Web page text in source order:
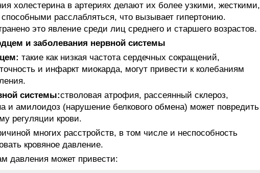
холестерина в артериях делают их более узкими, жесткими,
расслабляться, что вызывает гипертонию.
это явление среди лиц среднего и старшего возрастов.
и заболевания нервной системы
такие как низкая частота сердечных сокращений,
и инфаркт миокарда, могут привести к колебаниям
системы:стволовая атрофия, рассеянный склероз,
и амилоидоз (нарушение белкового обмена) может повредить
регуляции крови.
многих расстройств, в том числе и неспособность
кровяное давление.
давления может привести: